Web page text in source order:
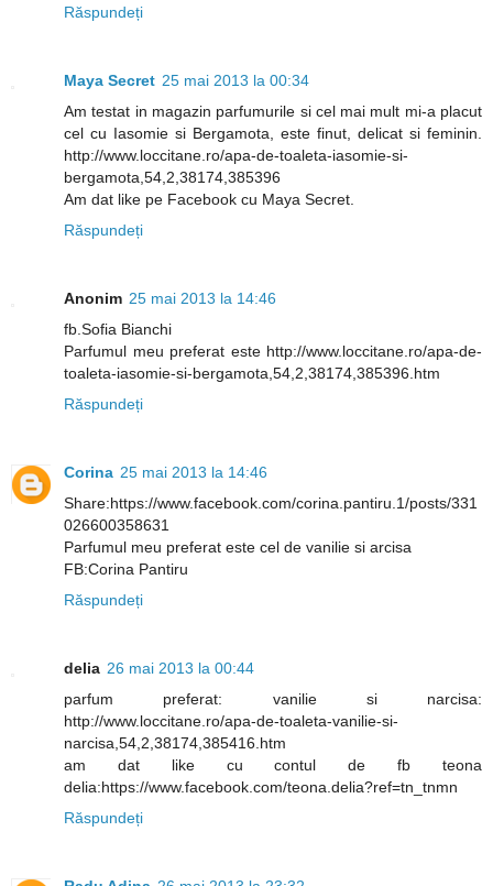
Răspundeți
Maya Secret 25 mai 2013 la 00:34
Am testat in magazin parfumurile si cel mai mult mi-a placut
cel cu Iasomie si Bergamota, este finut, delicat si feminin.
http://www.loccitane.ro/apa-de-toaleta-iasomie-si-
bergamota,54,2,38174,385396
Am dat like pe Facebook cu Maya Secret.
Răspundeți
Anonim 25 mai 2013 la 14:46
fb.Sofia Bianchi
Parfumul meu preferat este http://www.loccitane.ro/apa-de-
toaleta-iasomie-si-bergamota,54,2,38174,385396.htm
Răspundeți
Corina 25 mai 2013 la 14:46
Share:https://www.facebook.com/corina.pantiru.1/posts/331
026600358631
Parfumul meu preferat este cel de vanilie si arcisa
FB:Corina Pantiru
Răspundeți
delia 26 mai 2013 la 00:44
parfum preferat: vanilie si narcisa:
http://www.loccitane.ro/apa-de-toaleta-vanilie-si-
narcisa,54,2,38174,385416.htm
am dat like cu contul de fb teona
delia:https://www.facebook.com/teona.delia?ref=tn_tnmn
Răspundeți